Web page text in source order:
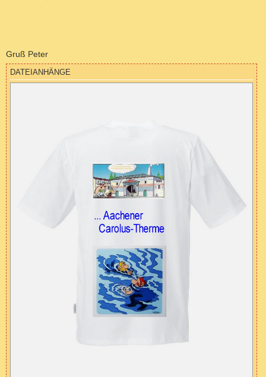
Gruß Peter
DATEIANHÄNGE